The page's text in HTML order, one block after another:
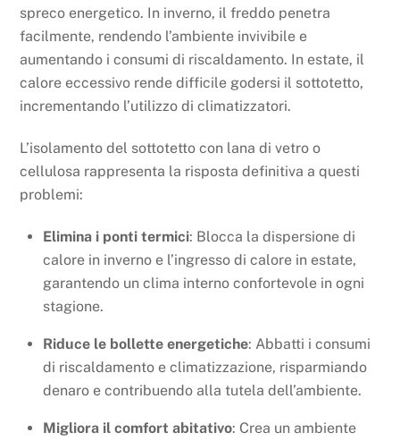
spreco energetico. In inverno, il freddo penetra
facilmente, rendendo l’ambiente invivibile e
aumentando i consumi di riscaldamento. In estate, il
calore eccessivo rende difficile godersi il sottotetto,
incrementando l’utilizzo di climatizzatori.
L’isolamento del sottotetto con lana di vetro o
cellulosa rappresenta la risposta definitiva a questi
problemi:
Elimina i ponti termici: Blocca la dispersione di
calore in inverno e l’ingresso di calore in estate,
garantendo un clima interno confortevole in ogni
stagione.
Riduce le bollette energetiche: Abbatti i consumi
di riscaldamento e climatizzazione, risparmiando
denaro e contribuendo alla tutela dell’ambiente.
Migliora il comfort abitativo: Crea un ambiente